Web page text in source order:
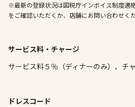
※最新の登録状況は国税庁インボイス制度適
をご確認いただくか、店舗にお問い合わせくだ
サービス料・チャージ
サービス料５％（ディナーのみ）、チ
ドレスコード